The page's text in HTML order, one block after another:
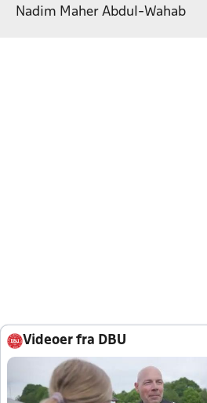
Nadim Maher Abdul-Wahab
Videoer fra DBU